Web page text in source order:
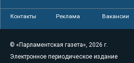
Контакты Реклама Вакансии
© «Парламентская газета», 2026 г.
Электронное периодическое издание